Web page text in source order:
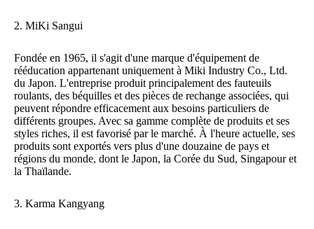
2. MiKi Sangui
Fondée en 1965, il s'agit d'une marque d'équipement de
rééducation appartenant uniquement à Miki Industry Co., Ltd.
du Japon. L'entreprise produit principalement des fauteuils
roulants, des béquilles et des pièces de rechange associées, qui
peuvent répondre efficacement aux besoins particuliers de
différents groupes. Avec sa gamme complète de produits et ses
styles riches, il est favorisé par le marché. À l'heure actuelle, ses
produits sont exportés vers plus d'une douzaine de pays et
régions du monde, dont le Japon, la Corée du Sud, Singapour et
la Thaïlande.
3. Karma Kangyang